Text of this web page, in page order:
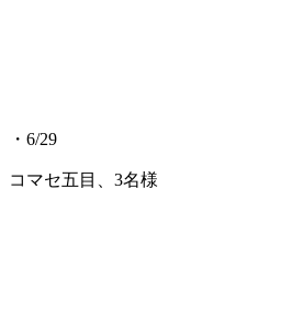
・6/29
コマセ五目、3名様